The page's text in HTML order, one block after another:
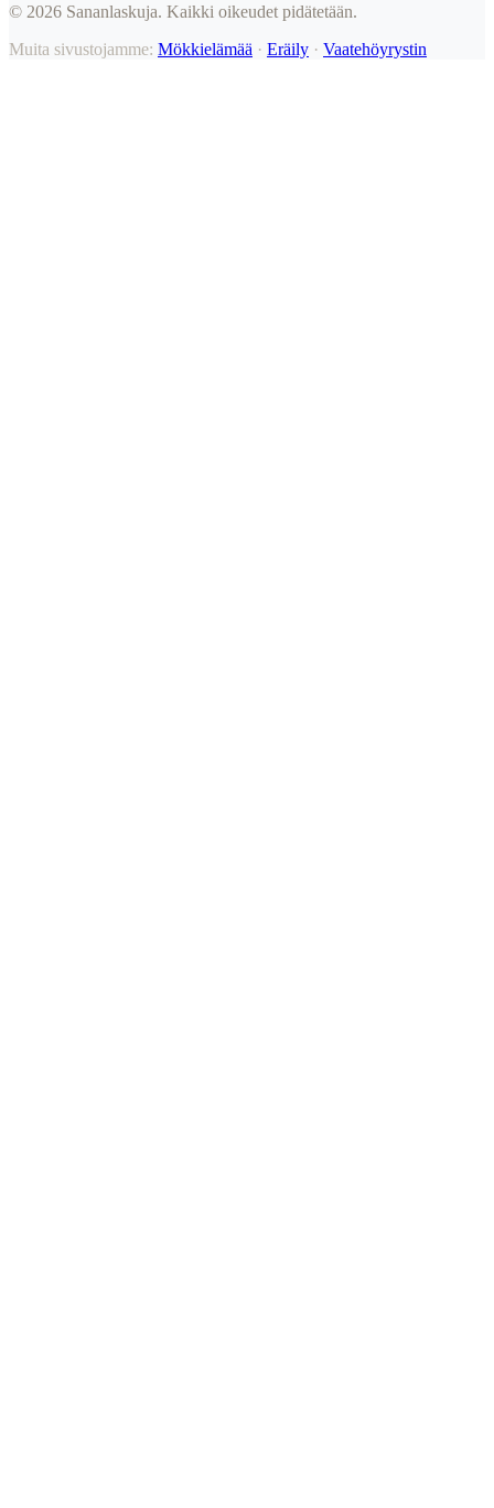
© 2026 Sananlaskuja. Kaikki oikeudet pidätetään.
Muita sivustojamme: Mökkielämää · Eräily · Vaatehöyrystin